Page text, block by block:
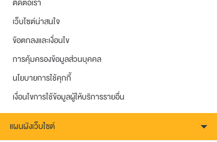
ติดต่อเรา
เว็บไซต์น่าสนใจ
ข้อตกลงและเงื่อนไข
การคุ้มครองข้อมูลส่วนบุคคล
นโยบายการใช้คุกกี้
เงื่อนไขการใช้ข้อมูลผู้ให้บริการรายอื่น
แผนผังเว็บไซต์